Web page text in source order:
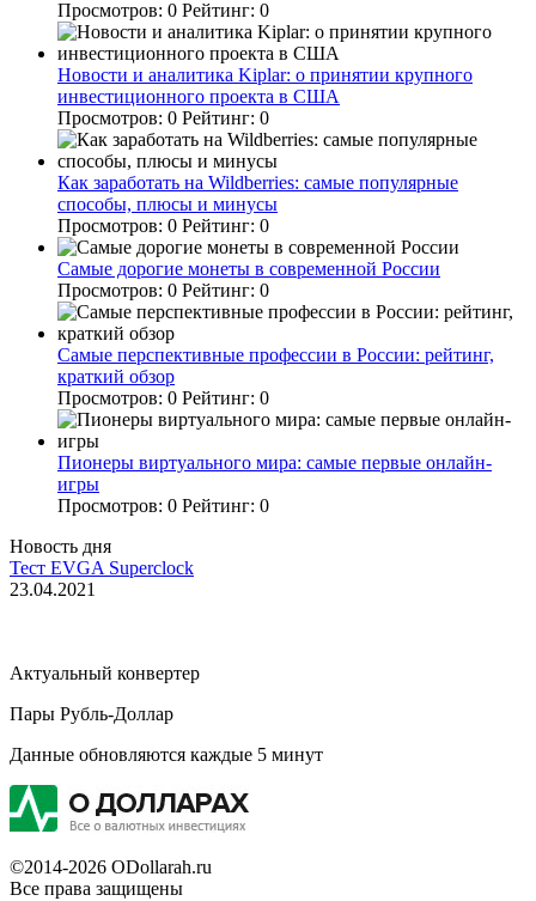
Просмотров: 0 Рейтинг: 0
Новости и аналитика Kiplar: о принятии крупного
инвестиционного проекта в США
Просмотров: 0 Рейтинг: 0
Как заработать на Wildberries: самые популярные
способы, плюсы и минусы
Просмотров: 0 Рейтинг: 0
Самые дорогие монеты в современной России
Просмотров: 0 Рейтинг: 0
Самые перспективные профессии в России: рейтинг,
краткий обзор
Просмотров: 0 Рейтинг: 0
Пионеры виртуального мира: самые первые онлайн-
игры
Просмотров: 0 Рейтинг: 0
Новость дня
Тест EVGA Superclock
23.04.2021
Актуальный конвертер
Пары Рубль-Доллар
Данные обновляются каждые 5 минут
©2014-2026 ODollarah.ru
Все права защищены